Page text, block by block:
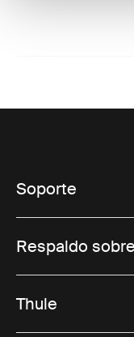
Soporte
Respaldo
Thule